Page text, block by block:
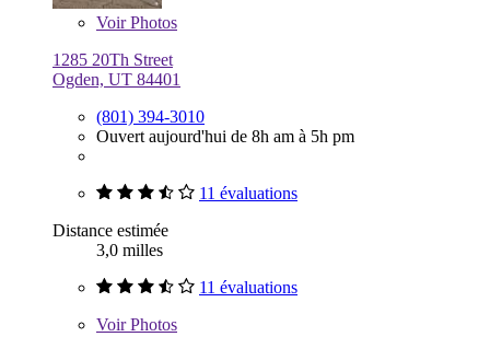
VoirPhotos
1285 20Th Street
Ogden, UT 84401
(801) 394-3010
Ouvert aujourd'hui de 8h am à 5h pm
11 évaluations
Distance estimée
3,0 milles
11 évaluations
VoirPhotos